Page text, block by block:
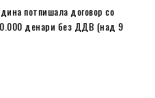
потпишала договор со
денари без ДДВ (над 9